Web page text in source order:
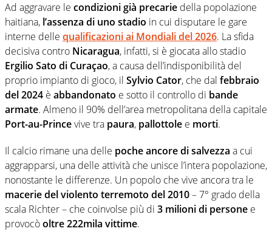
Ad aggravare le condizioni già precarie della popolazione
haitiana, l’assenza di uno stadio in cui disputare le gare
interne delle qualificazioni ai Mondiali del 2026. La sfida
decisiva contro Nicaragua, infatti, si è giocata allo stadio
Ergilio Sato di Curaçao, a causa dell’indisponibilità del
proprio impianto di gioco, il Sylvio Cator, che dal febbraio
del 2024 è abbandonato e sotto il controllo di bande
armate. Almeno il 90% dell’area metropolitana della capitale
Port-au-Princevive tra paura, pallottole e morti.
Il calcio rimane una delle poche ancore di salvezza a cui
aggrapparsi, una delle attività che unisce l’intera popolazione,
nonostante le differenze. Un popolo che vive ancora tra le
macerie del violento terremoto del 2010– 7° grado della
scala Richter – che coinvolse più di 3 milioni di persone e
provocòoltre 222mila vittime.